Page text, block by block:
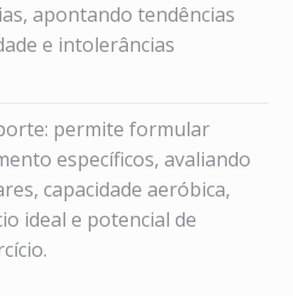
apontando tendências
e intolerâncias
permite formular
específicos, avaliando
capacidade aeróbica,
ideal e potencial de